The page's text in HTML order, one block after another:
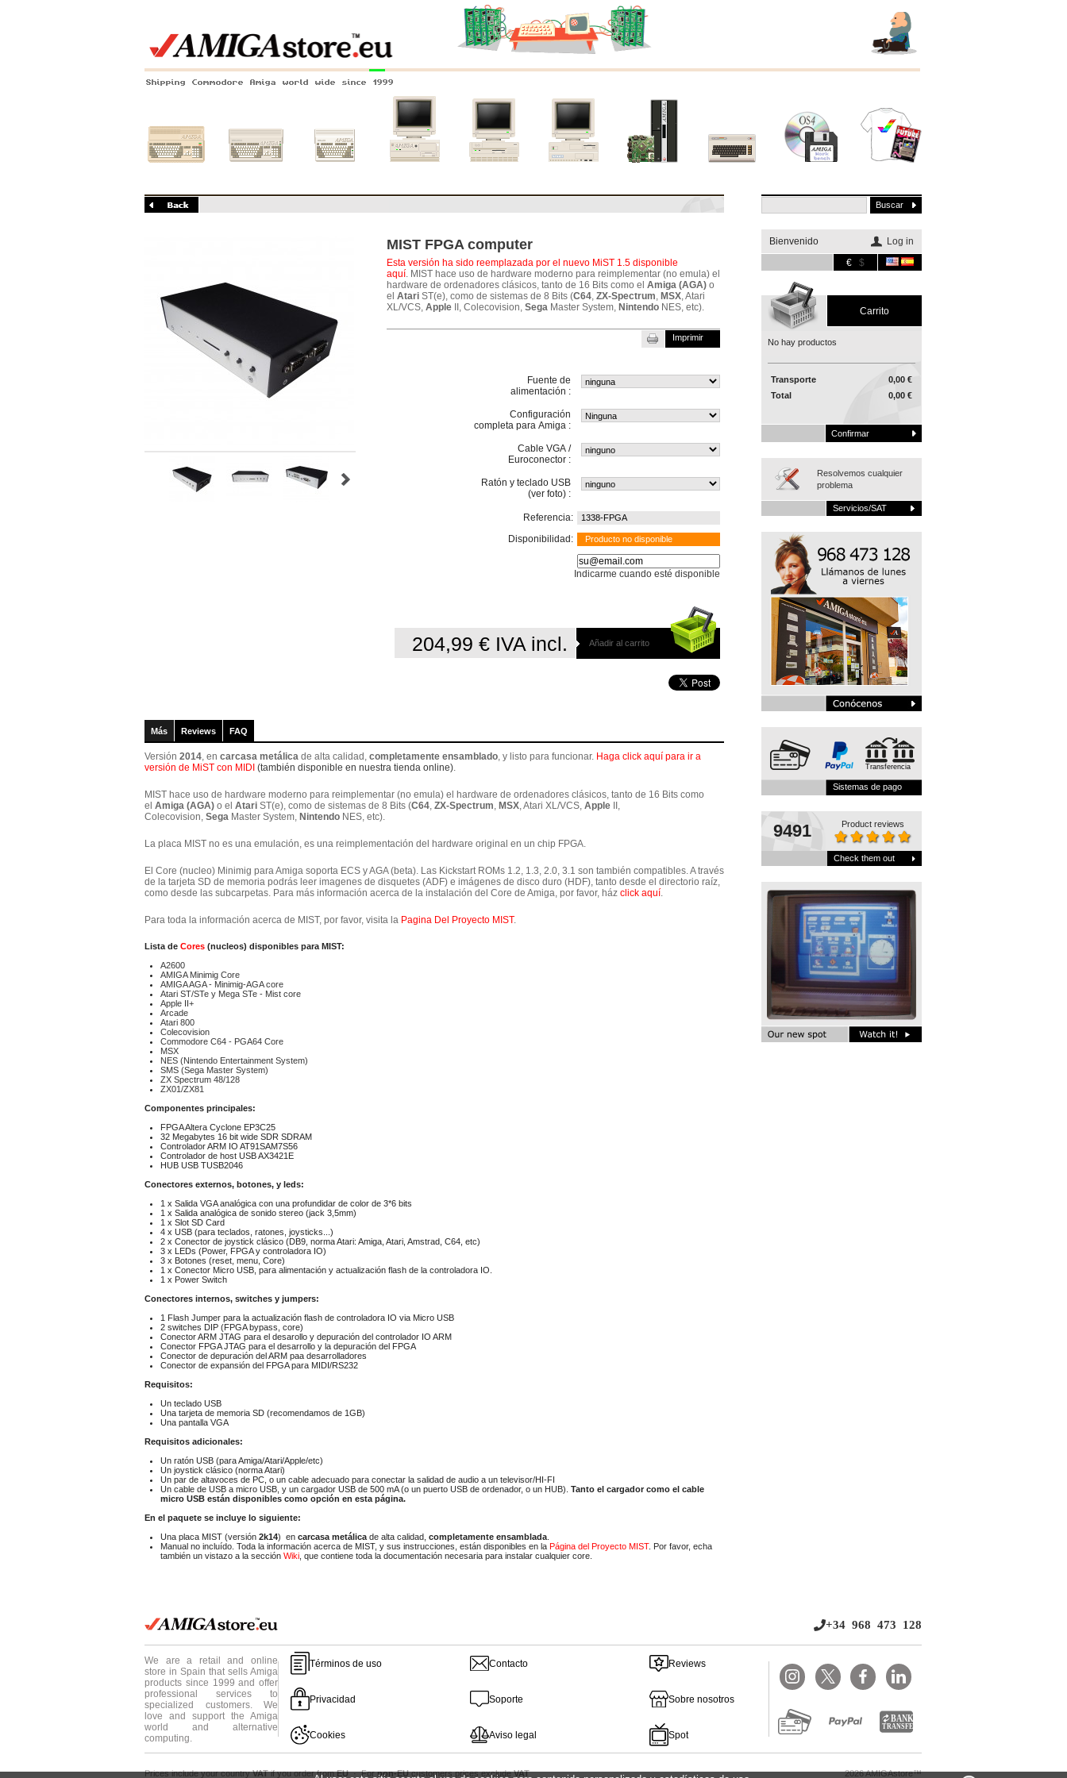
Shipping Commodore Amiga world wide since 1999
MIST FPGA computer
Esta versión ha sido reemplazada por el nuevo MiST 1.5 disponible
aquí. MIST hace uso de hardware moderno para reimplementar (no emula) el
hardware de ordenadores clásicos, tanto de 16 Bits como el Amiga (AGA) o
el Atari ST(e), como de sistemas de 8 Bits (C64, ZX-Spectrum, MSX, Atari
XL/VCS, Apple II, Colecovision, Sega Master System, Nintendo NES, etc).
Imprimir
Fuente de
alimentación :
Configuración
completa para Amiga :
Cable VGA /
Euroconector :
Ratón y teclado USB
(ver foto) :
Referencia: 1338-FPGA
Disponibilidad: Producto no disponible
Indicarme cuando esté disponible
Añadir al carrito
204,99 € IVA incl.
Más Reviews FAQ
Versión 2014, en carcasa metálica de alta calidad, completamente ensamblado, y listo para funcionar. Haga click aquí para ir a
versión de MiST con MIDI (también disponible en nuestra tienda online).
MIST hace uso de hardware moderno para reimplementar (no emula) el hardware de ordenadores clásicos, tanto de 16 Bits como
el Amiga (AGA) o el Atari ST(e), como de sistemas de 8 Bits (C64, ZX-Spectrum, MSX, Atari XL/VCS, Apple II,
Colecovision, Sega Master System, Nintendo NES, etc).
La placa MIST no es una emulación, es una reimplementación del hardware original en un chip FPGA.
El Core (nucleo) Minimig para Amiga soporta ECS y AGA (beta). Las Kickstart ROMs 1.2, 1.3, 2.0, 3.1 son también compatibles. A través
de la tarjeta SD de memoria podrás leer imagenes de disquetes (ADF) e imágenes de disco duro (HDF), tanto desde el directorio raíz,
como desde las subcarpetas. Para más información acerca de la instalación del Core de Amiga, por favor, ház click aquí.
Para toda la información acerca de MIST, por favor, visita la Pagina Del Proyecto MIST.
Lista de Cores (nucleos) disponibles para MIST:
A2600
AMIGA Minimig Core
AMIGA AGA - Minimig-AGA core
Atari ST/STe y Mega STe - Mist core
Apple II+
Arcade
Atari 800
Colecovision
Commodore C64 - PGA64 Core
MSX
NES (Nintendo Entertainment System)
SMS (Sega Master System)
ZX Spectrum 48/128
ZX01/ZX81
Componentes principales:
FPGA Altera Cyclone EP3C25
32 Megabytes 16 bit wide SDR SDRAM
Controlador ARM IO AT91SAM7S56
Controlador de host USB AX3421E
HUB USB TUSB2046
Conectores externos, botones, y leds:
1 x Salida VGA analógica con una profundidar de color de 3*6 bits
1 x Salida analógica de sonido stereo (jack 3,5mm)
1 x Slot SD Card
4 x USB (para teclados, ratones, joysticks...)
2 x Conector de joystick clásico (DB9, norma Atari: Amiga, Atari, Amstrad, C64, etc)
3 x LEDs (Power, FPGA y controladora IO)
3 x Botones (reset, menu, Core)
1 x Conector Micro USB, para alimentación y actualización flash de la controladora IO.
1 x Power Switch
Conectores internos, switches y jumpers:
1 Flash Jumper para la actualización flash de controladora IO via Micro USB
2 switches DIP (FPGA bypass, core)
Conector ARM JTAG para el desarollo y depuración del controlador IO ARM
Conector FPGA JTAG para el desarrollo y la depuración del FPGA
Conector de depuración del ARM paa desarrolladores
Conector de expansión del FPGA para MIDI/RS232
Requisitos:
Un teclado USB
Una tarjeta de memoria SD (recomendamos de 1GB)
Una pantalla VGA
Requisitos adicionales:
Un ratón USB (para Amiga/Atari/Apple/etc)
Un joystick clásico (norma Atari)
Un par de altavoces de PC, o un cable adecuado para conectar la salidad de audio a un televisor/HI-FI
Un cable de USB a micro USB, y un cargador USB de 500 mA (o un puerto USB de ordenador, o un HUB). Tanto el cargador como el cable
micro USB están disponibles como opción en esta página.
En el paquete se incluye lo siguiente:
Una placa MIST (versión 2k14) en carcasa metálica de alta calidad, completamente ensamblada
Manual no incluído. Toda la información acerca de MIST, y sus instrucciones, están disponibles en la Página del Proyecto MIST. Por favor, echa
también un vistazo a la sección Wiki , que contiene toda la documentación necesaria para instalar cualquier core
Bienvenido
Log in
€
$
Carrito
No hay productos
0,00 €
Transporte
0,00 €
Total
Confirmar
Resolvemos cualquier
problema
Servicios/SAT
Transferencia
Sistemas de pago
9491 Product reviews
Check them out
+34 968 473 128
We are a retail and online
store in Spain that sells Amiga
products since 1999 and offer
professional services to
specialized customers. We
love and support the Amiga
world and alternative
computing.
Términos de uso Contacto Reviews
Privacidad Soporte Sobre nosotros
Cookies Aviso legal Spot
Prices include your countryVATif you order fromEU· Fornon-EUcustomers prices excludeVAT 2026 AMIGAstore™